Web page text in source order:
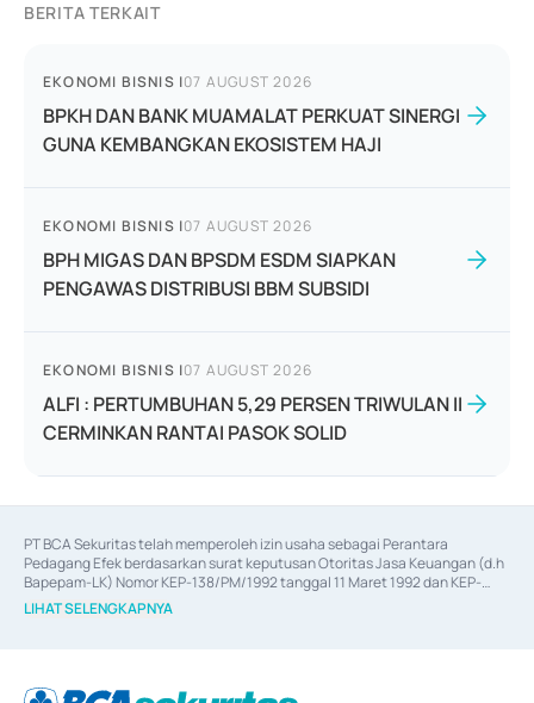
BERITA TERKAIT
EKONOMI BISNIS |07 AUGUST 2026
BPKH DAN BANK MUAMALAT PERKUAT SINERGI
GUNA KEMBANGKAN EKOSISTEM HAJI
EKONOMI BISNIS |07 AUGUST 2026
BPH MIGAS DAN BPSDM ESDM SIAPKAN
PENGAWAS DISTRIBUSI BBM SUBSIDI
EKONOMI BISNIS |07 AUGUST 2026
ALFI : PERTUMBUHAN 5,29 PERSEN TRIWULAN II
CERMINKAN RANTAI PASOK SOLID
PT BCA Sekuritas telah memperoleh izin usaha sebagai Perantara
Pedagang Efek berdasarkan surat keputusan Otoritas Jasa Keuangan (d.h
Bapepam-LK) Nomor KEP-138/PM/1992 tanggal 11 Maret 1992 dan KEP-
06/D.04/2014 tanggal 28 Februari 2014, izin usaha sebagai Penjamin Emisi
Efek berdasarkan surat keputusan Otoritas Jasa Keuangan Nomor KEP-
berdasarkan surat keputusan Otoritas Jasa Keuangan Nomor S-
LIHAT SELENGKAPNYA